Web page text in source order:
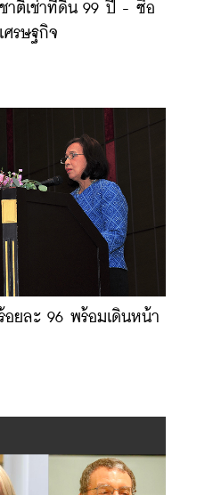
ชาติเช่าที่ดิน 99 ปี - ซื้อ
ศรษฐกิจ
อยละ 96 พร้อมเดินหน้า